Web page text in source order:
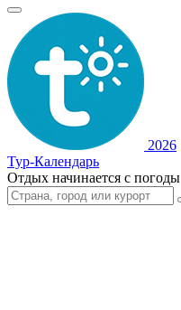
2026
Тур-Календарь
Отдых начинается с погоды